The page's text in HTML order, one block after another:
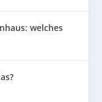
welches